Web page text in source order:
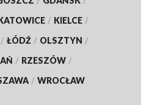
/ KIELCE /
/ ŁÓDŹ / OLSZTYN /
/ RZESZÓW /
/ WROCŁAW